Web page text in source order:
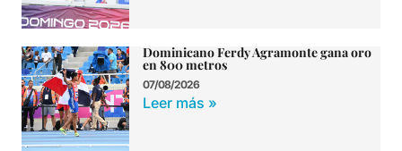
Dominicano Ferdy Agramonte gana oro
en 800 metros
07/08/2026
Leer más »